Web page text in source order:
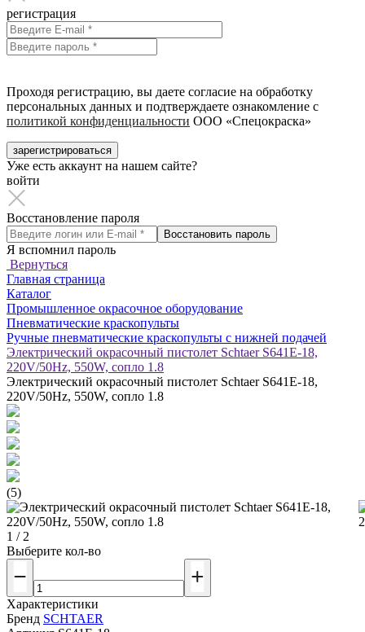
регистрация
Проходя регистрацию, вы даете согласие на обработку
персональных данных и подтверждаете ознакомление с
политикой конфиденциальности ООО «Спецокраска»
зарегистрироваться
Уже есть аккаунт на нашем сайте?
войти
Восстановление пароля
Восстановить пароль
Я вспомнил пароль
Вернуться
Главная страница
Каталог
Промышленное окрасочное оборудование
Пневматические краскопульты
Ручные пневматические краскопульты с нижней подачей
Электрический окрасочный пистолет Schtaer S641E-18,
220V/50Hz, 550W, сопло 1.8
Электрический окрасочный пистолет Schtaer S641E-18,
220V/50Hz, 550W, сопло 1.8
(5)
1 / 2
Выберите кол-во
Характеристики
Бренд SCHTAER